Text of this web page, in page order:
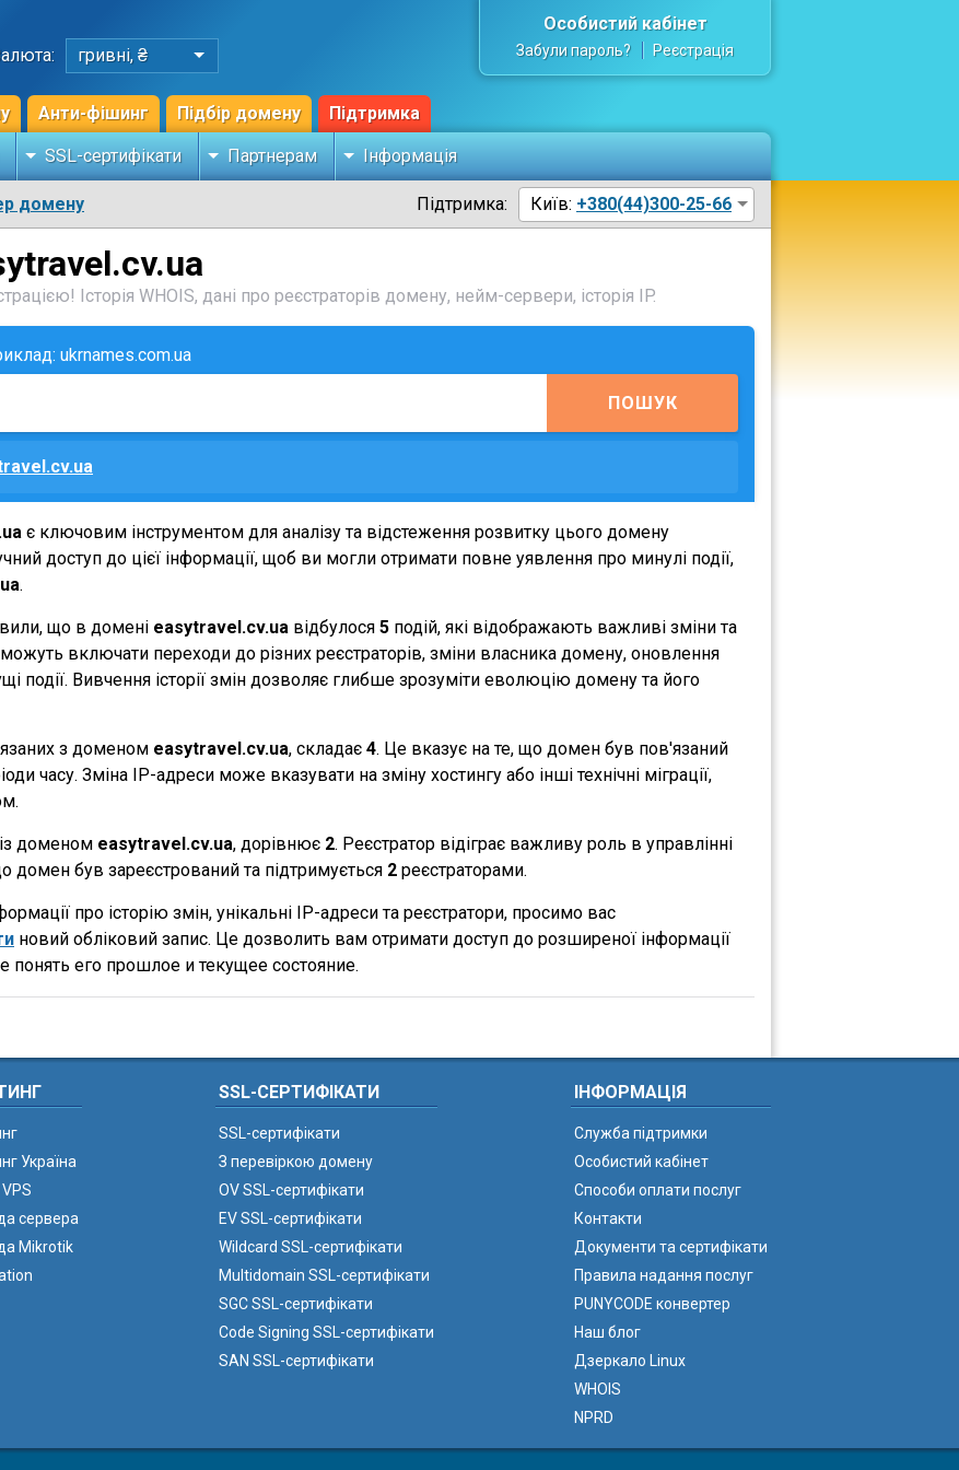
гривні, ₴
Анти-фішинг Підбір домену Підтримка
Особистий кабінет
Забули пароль? Реєстрація
SSL-сертифікати Партнерам Інформація
домену Підтримка: Київ: +380(44)300-25-66
Історія WHOIS, дані про реєстраторів домену, нейм-сервери, історія IP.
ukrnames.com.ua
ПОШУК
є ключовим інструментом для аналізу та відстеження розвитку цього домену
доступ до цієї інформації, щоб ви могли отримати повне уявлення про минулі події,
.
що в домені easytravel.cv.ua відбулося 5 подій, які відображають важливі зміни та
можуть включати переходи до різних реєстраторів, зміни власника домену, оновлення
події. Вивчення історії змін дозволяє глибше зрозуміти еволюцію домену та його
з доменом easytravel.cv.ua, складає 4. Це вказує на те, що домен був пов'язаний
часу. Зміна IP-адреси може вказувати на зміну хостингу або інші технічні міграції,
із доменом easytravel.cv.ua, дорівнює 2. Реєстратор відіграє важливу роль в управлінні
домен був зареєстрований та підтримується 2 реєстраторами.
про історію змін, унікальні IP-адреси та реєстратори, просимо вас
новий обліковий запис. Це дозволить вам отримати доступ до розширеної інформації
понять его прошлое и текущее состояние.
Україна
сервера
Mikrotik
SSL-СЕРТИФІКАТИ
SSL-сертифікати
З перевіркою домену
OV SSL-сертифікати
EV SSL-сертифікати
Wildcard SSL-сертифікати
Multidomain SSL-сертифікати
SGC SSL-сертифікати
Code Signing SSL-сертифікати
SAN SSL-сертифікати
ІНФОРМАЦІЯ
Служба підтримки
Особистий кабінет
Способи оплати послуг
Контакти
Документи та сертифікати
Правила надання послуг
PUNYCODE конвертер
Наш блог
Дзеркало Linux
WHOIS
NPRD